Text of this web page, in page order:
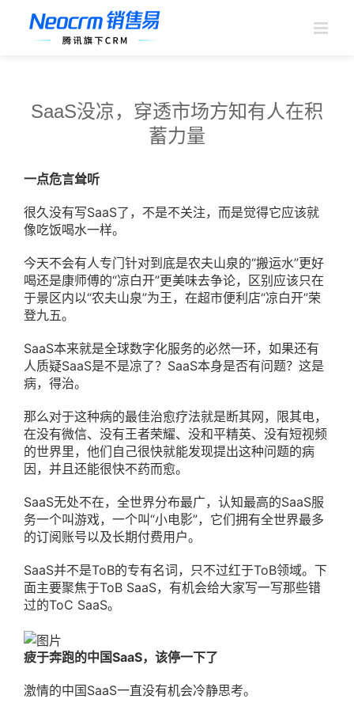
SaaS没凉，穿透市场方知有人在积
蓄力量
一点危言耸听
很久没有写SaaS了，不是不关注，而是觉得它应该就
像吃饭喝水一样。
今天不会有人专门针对到底是农夫山泉的“搬运水”更好
喝还是康师傅的“凉白开”更美味去争论，区别应该只在
于景区内以“农夫山泉”为王，在超市便利店“凉白开”荣
登九五。
SaaS本来就是全球数字化服务的必然一环，如果还有
人质疑SaaS是不是凉了？SaaS本身是否有问题？这是
病，得治。
那么对于这种病的最佳治愈疗法就是断其网，限其电，
在没有微信、没有王者荣耀、没和平精英、没有短视频
的世界里，他们自己很快就能发现提出这种问题的病
因，并且还能很快不药而愈。
SaaS无处不在，全世界分布最广，认知最高的SaaS服
务一个叫游戏，一个叫“小电影”，它们拥有全世界最多
的订阅账号以及长期付费用户。
SaaS并不是ToB的专有名词，只不过红于ToB领域。下
面主要聚焦于ToB SaaS，有机会给大家写一写那些错
过的ToC SaaS。
疲于奔跑的中国SaaS，该停一下了
激情的中国SaaS一直没有机会冷静思考。